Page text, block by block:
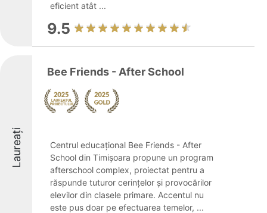
eficient atât ...
9.5
Laureați
Bee Friends - After School
Centrul educațional Bee Friends - After
School din Timișoara propune un program
afterschool complex, proiectat pentru a
răspunde tuturor cerințelor și provocărilor
elevilor din clasele primare. Accentul nu
este pus doar pe efectuarea temelor, ...